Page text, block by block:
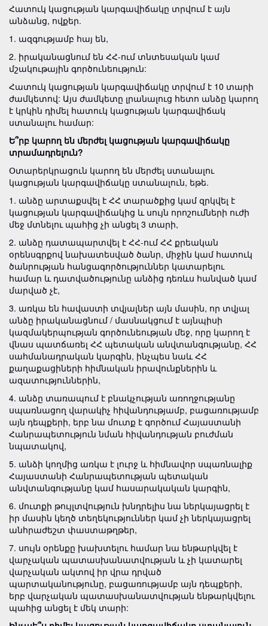
Հատուկ կացության կարգավիճակը տրվում է այն
անձանց, ովքեր.
1. ազգությամբ հայ են,
2. իրականացնում են ՀՀ-ում տնտեսական կամ
մշակութային գործունեություն:
Հատուկ կացության կարգավիճակը տրվում է 10 տարի
ժամկետով: Այս ժամկետը լրանալուց հետո անձը կարող
է կրկին դիմել հատուկ կացության կարգավիճակ
ստանալու համար:
Ե՞րբ կարող են մերժել կացության կարգավիճակը
տրամադրելուն?
Օտարերկրացուն կարող են մերժել ստանալու
կացության կարգավիճակը ստանալուն, եթե.
1. անձը արտաքսվել է ՀՀ տարածքից կամ զրկվել է
կացության կարգավիճակից և սույն որոշումների ուժի
մեջ մտնելու պահից չի անցել 3 տարի,
2. անձը դատապարտվել է ՀՀ-ում ՀՀ քրեական
օրենսգրքով նախատեսված ծանր, միջին կամ հատուկ
ծանրության հանցագործություններ կատարելու
համար և դատվածությունը անձից դեռևս հանված կամ
մարված չէ,
3. առկա են հավաստի տվյալներ այն մասին, որ տվյալ
անձը իրականացնում / մասնակցում է այնպիսի
կազմակերպության գործունեության մեջ, որը կարող է
վնաս պատճառել ՀՀ պետական անվտանգությանը, ՀՀ
սահմանադրական կարգին, ինչպես նաև ՀՀ
քաղաքացիների հիմնական իրավունքներին և
ազատություններին,
4. անձը տառապում է բնակչության առողջությանը
սպառնացող վարակիչ հիվանդությամբ, բացառությամբ
այն դեպքերի, երբ նա մուտք է գործում Հայաստանի
Հանրապետություն նման հիվանդության բուժման
նպատակով,
5. անձի կողմից առկա է լուրջ և հիմնավոր սպառնալիք
Հայաստանի Հանրապետության պետական
անվտանգությանը կամ հասարակական կարգին,
6. մուտքի թույլտվություն խնդրելիս նա ներկայացրել է
իր մասին կեղծ տեղեկություններ կամ չի ներկայացրել
անհրաժեշտ փաստաթղթեր,
7. սույն օրենքը խախտելու համար նա ենթարկվել է
վարչական պատասխանատվության և չի կատարել
վարչական ակտով իր վրա դրված
պարտականությունը, բացառությամբ այն դեպքերի,
երբ վարչական պատասխանատվության ենթարկվելու
պահից անցել է մեկ տարի: